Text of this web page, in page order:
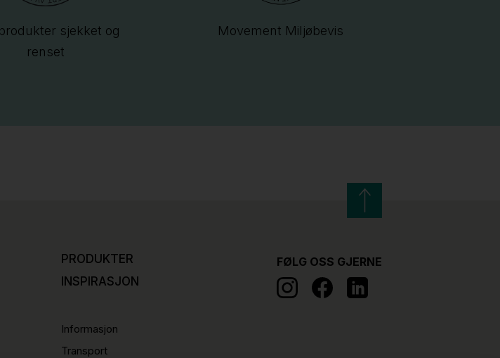
sjekket og
renset
Movement Miljøbevis
PRODUKTER
INSPIRASJON
Informasjon
Transport
FØLG OSS GJERNE